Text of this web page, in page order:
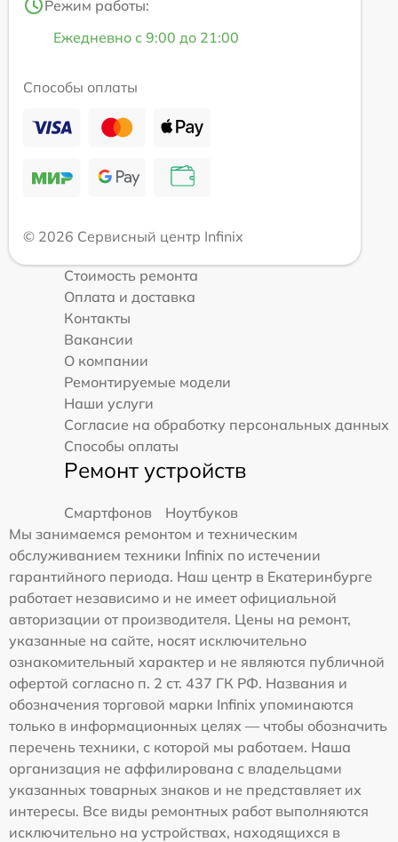
Режим работы:
Ежедневно с 9:00 до 21:00
Способы оплаты
© 2026 Сервисный центр Infinix
Стоимость ремонта
Оплата и доставка
Контакты
Вакансии
О компании
Ремонтируемые модели
Наши услуги
Согласие на обработку персональных данных
Способы оплаты
Ремонт устройств
Смартфонов
Ноутбуков
Мы занимаемся ремонтом и техническим
обслуживанием техники Infinix по истечении
гарантийного периода. Наш центр в Екатеринбурге
работает независимо и не имеет официальной
авторизации от производителя. Цены на ремонт,
указанные на сайте, носят исключительно
ознакомительный характер и не являются публичной
офертой согласно п. 2 ст. 437 ГК РФ. Названия и
обозначения торговой марки Infinix упоминаются
только в информационных целях — чтобы обозначить
перечень техники, с которой мы работаем. Наша
организация не аффилирована с владельцами
указанных товарных знаков и не представляет их
интересы. Все виды ремонтных работ выполняются
исключительно на устройствах, находящихся в